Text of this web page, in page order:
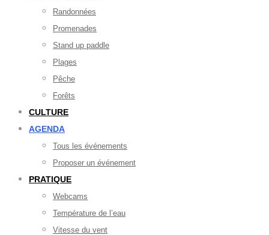
Randonnées
Promenades
Stand up paddle
Plages
Pêche
Forêts
CULTURE
AGENDA
Tous les événements
Proposer un événement
PRATIQUE
Webcams
Température de l’eau
Vitesse du vent